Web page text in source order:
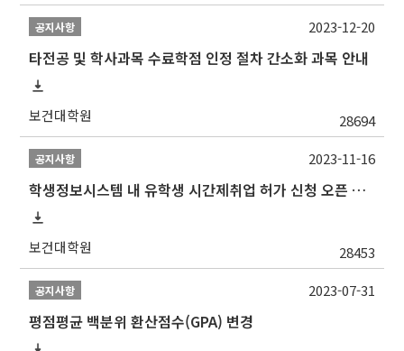
공지사항
타전공 및 학사과목 수료학점 인정 절차 간소화 과목 안내
보건대학원 28694
2023-12-20
공지사항
학생정보시스템 내 유학생 시간제취업 허가 신청 오픈 안내
보건대학원 28453
2023-11-16
공지사항
평점평균 백분위 환산점수(GPA) 변경
2023-07-31